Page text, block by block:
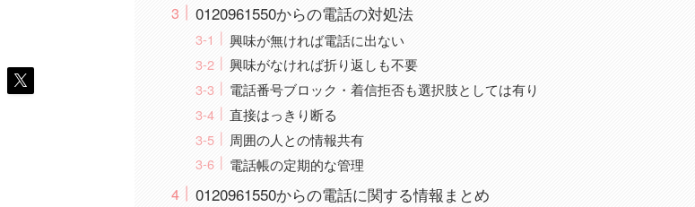
0120961550からの電話の対処法
興味が無ければ電話に出ない
興味がなければ折り返しも不要
電話番号ブロック・着信拒否も選択肢としては有り
直接はっきり断る
周囲の人との情報共有
電話帳の定期的な管理
0120961550からの電話に関する情報まとめ